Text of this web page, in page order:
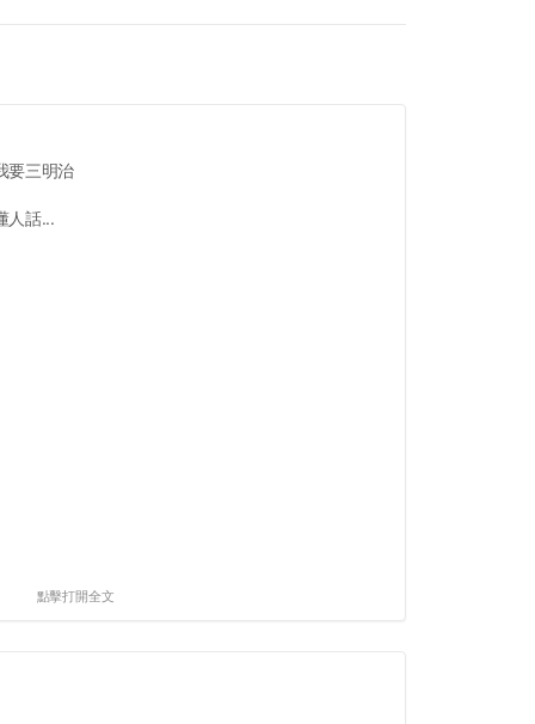
要三明治
人話...
點擊打開全文